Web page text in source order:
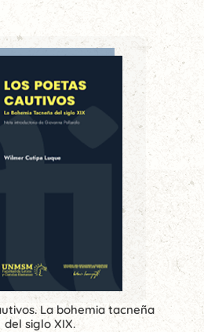
La bohemia tacneña
del siglo XIX.